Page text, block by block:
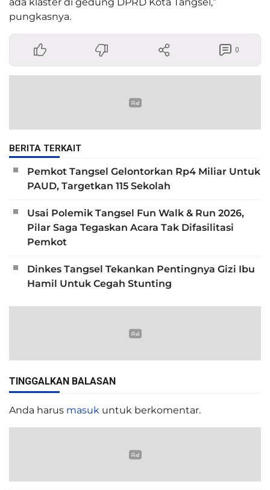
pungkasnya.
0
BERITA TERKAIT
Pemkot Tangsel Gelontorkan Rp4 Miliar Untuk
PAUD, Targetkan 115 Sekolah
Usai Polemik Tangsel Fun Walk & Run 2026,
Pilar Saga Tegaskan Acara Tak Difasilitasi
Pemkot
Dinkes Tangsel Tekankan Pentingnya Gizi Ibu
Hamil Untuk Cegah Stunting
TINGGALKAN BALASAN
Anda harus masuk untuk berkomentar.